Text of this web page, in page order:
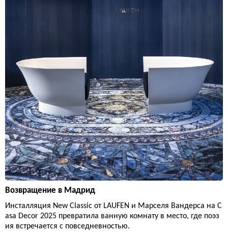
Возвращение в Мадрид
Инсталляция New Classic от LAUFEN и Марселя Вандерса на C
asa Decor 2025 превратила ванную комнату в место, где поэз
ия встречается с повседневностью.